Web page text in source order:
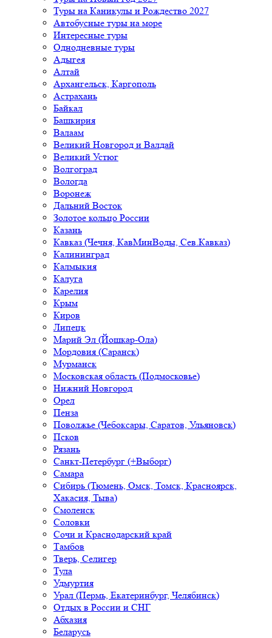
Туры на Каникулы и Рождество 2027
Автобусные туры на море
Интересные туры
Однодневные туры
Адыгея
Алтай
Архангельск, Каргополь
Астрахань
Байкал
Башкирия
Валаам
Великий Новгород и Валдай
Великий Устюг
Волгоград
Вологда
Воронеж
Дальний Восток
Золотое кольцо России
Казань
Кавказ (Чечня, КавМинВоды, Сев.Кавказ)
Калининград
Калмыкия
Калуга
Карелия
Крым
Киров
Липецк
Марий Эл (Йошкар-Ола)
Мордовия (Саранск)
Мурманск
Московская область (Подмосковье)
Нижний Новгород
Орел
Пенза
Поволжье (Чебоксары, Саратов, Ульяновск)
Псков
Рязань
Санкт-Петербург (+Выборг)
Самара
Сибирь (Тюмень, Омск, Томск, Красноярск,
Хакасия, Тыва)
Смоленск
Соловки
Сочи и Краснодарский край
Тамбов
Тверь, Селигер
Тула
Удмуртия
Урал (Пермь, Екатеринбург, Челябинск)
Отдых в России и СНГ
Абхазия
Беларусь